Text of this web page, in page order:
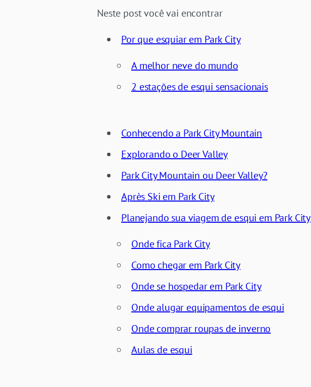
Neste post você vai encontrar
Por que esquiar em Park City
A melhor neve do mundo
2 estações de esqui sensacionais
Conhecendo a Park City Mountain
Explorando o Deer Valley
Park City Mountain ou Deer Valley?
Après Ski em Park City
Planejando sua viagem de esqui em Park City
Onde fica Park City
Como chegar em Park City
Onde se hospedar em Park City
Onde alugar equipamentos de esqui
Onde comprar roupas de inverno
Aulas de esqui